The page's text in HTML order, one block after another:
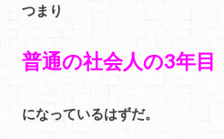
つまり
普通の社会人の3年目
になっているはずだ。